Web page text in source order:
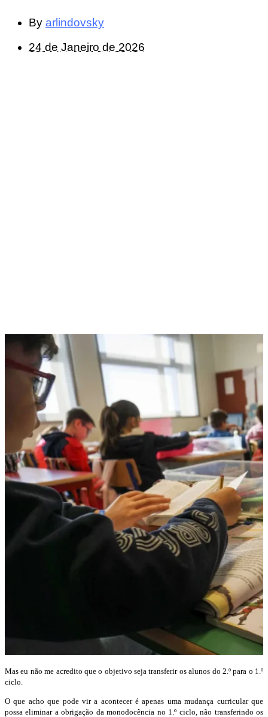
By arlindovsky
24 de Janeiro de 2026
Mas eu não me acredito que o objetivo seja transferir os alunos do 2.º para o 1.º
ciclo.
O que acho que pode vir a acontecer é apenas uma mudança curricular que
possa eliminar a obrigação da monodocência no 1.º ciclo, não transferindo os